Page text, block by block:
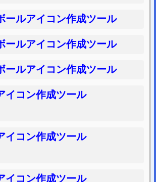
ールアイコン作成ツール
ールアイコン作成ツール
ールアイコン作成ツール
イコン作成ツール
イコン作成ツール
イコン作成ツール